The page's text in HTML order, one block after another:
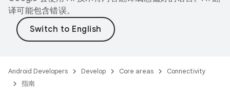
译可能包含错误。
Android Developers Develop Core areas
Connectivity
指南